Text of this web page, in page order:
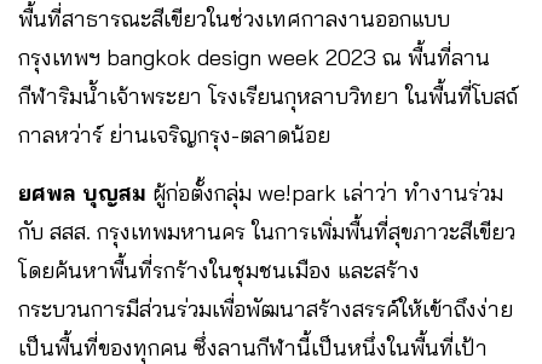
พื้นที่สาธารณะสีเขียวในช่วงเทศกาลงานออกแบบ
กรุงเทพฯ bangkok design week 2023 ณ พื้นที่ลาน
กีฬาริมน้ำเจ้าพระยา โรงเรียนกุหลาบวิทยา ในพื้นที่โบสถ์
กาลหว่าร์ ย่านเจริญกรุง-ตลาดน้อย
ยศพล บุญสม ผู้ก่อตั้งกลุ่ม we!park เล่าว่า ทำงานร่วม
กับ สสส. กรุงเทพมหานคร ในการเพิ่มพื้นที่สุขภาวะสีเขียว
โดยค้นหาพื้นที่รกร้างในชุมชนเมือง และสร้าง
กระบวนการมีส่วนร่วมเพื่อพัฒนาสร้างสรรค์ให้เข้าถึงง่าย
เป็นพื้นที่ของทุกคน ซึ่งลานกีฬานี้เป็นหนึ่งในพื้นที่เป้า